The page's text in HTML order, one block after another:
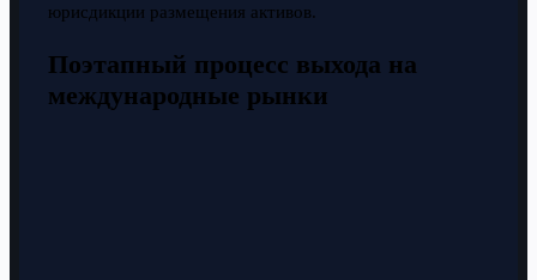
юрисдикции размещения активов.
Поэтапный процесс выхода на
международные рынки